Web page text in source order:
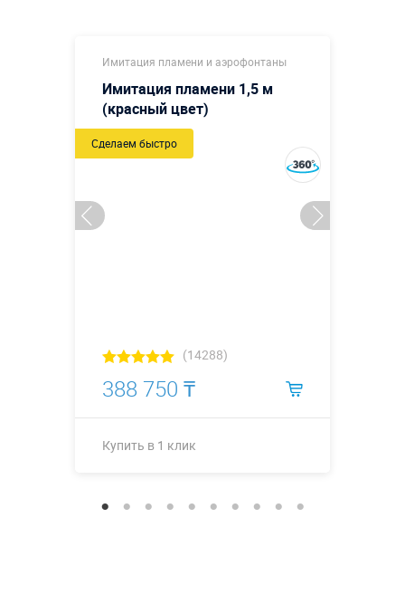
Имитация пламени и аэрофонтаны
Имитация пламени 1,5 м
(красный цвет)
Сделаем быстро
(14288)
388 750 ₸
Купить в 1 клик